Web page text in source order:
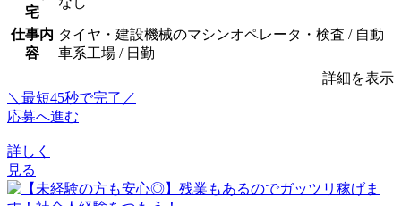
宅
仕事内
容
タイヤ・建設機械のマシンオペレータ・検査 / 自動
車系工場 / 日勤
詳細を表示
＼最短45秒で完了／
応募へ進む
詳しく
見る